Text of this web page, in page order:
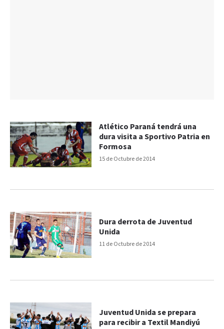
15 de Octubre de 2014
Atlético Paraná tendrá una
dura visita a Sportivo Patria en
Formosa
11 de Octubre de 2014
Dura derrota de Juventud
Unida
Juventud Unida se prepara
para recibir a Textil Mandiyú